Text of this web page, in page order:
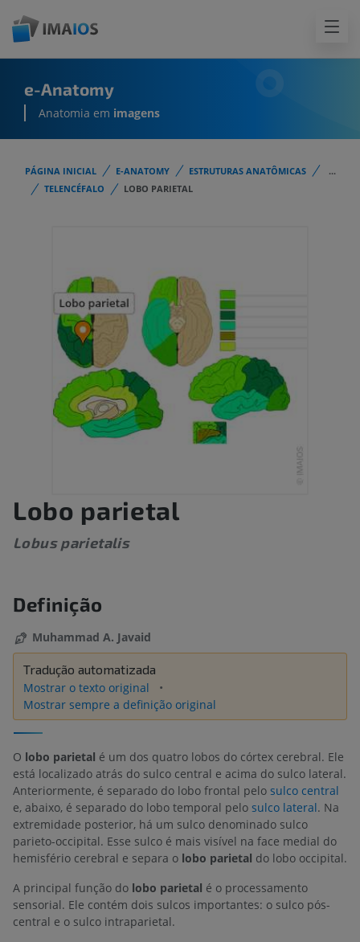
e-Anatomy
Anatomia em imagens
PÁGINA INICIAL E-ANATOMY ESTRUTURAS ANATÔMICAS
...
TELENCÉFALO
LOBO PARIETAL
Lobo parietal
Lobus parietalis
Definição
Muhammad A. Javaid
Tradução automatizada
Mostrar o texto original
Mostrar sempre a definição original
O lobo parietal é um dos quatro lobos do córtex cerebral. Ele
está localizado atrás do sulco central e acima do sulco lateral.
Anteriormente, é separado do lobo frontal pelo sulco central
e, abaixo, é separado do lobo temporal pelo sulco lateral. Na
extremidade posterior, há um sulco denominado sulco
parieto-occipital. Esse sulco é mais visível na face medial do
hemisfério cerebral e separa o lobo parietal do lobo occipital.
A principal função do lobo parietal é o processamento
sensorial. Ele contém dois sulcos importantes: o sulco pós-
central e o sulco intraparietal.